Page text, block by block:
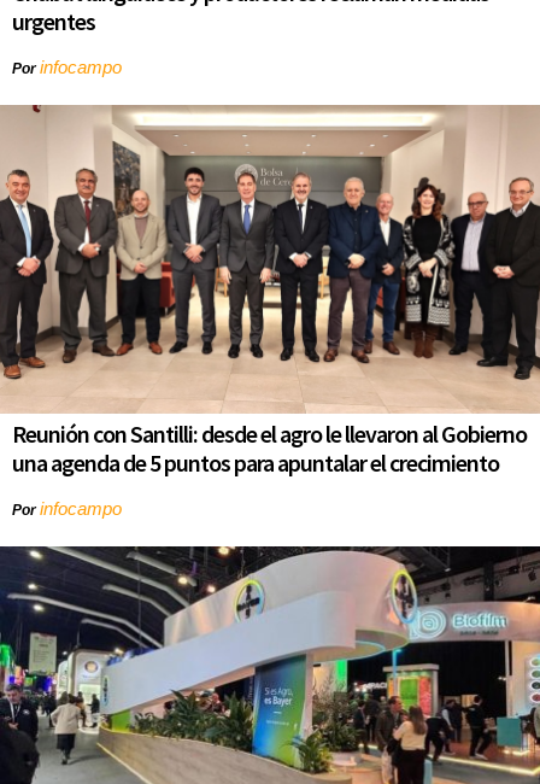
urgentes
Porinfocampo
Reunión con Santilli: desde el agro le llevaron al Gobierno
una agenda de 5 puntos para apuntalar el crecimiento
Porinfocampo